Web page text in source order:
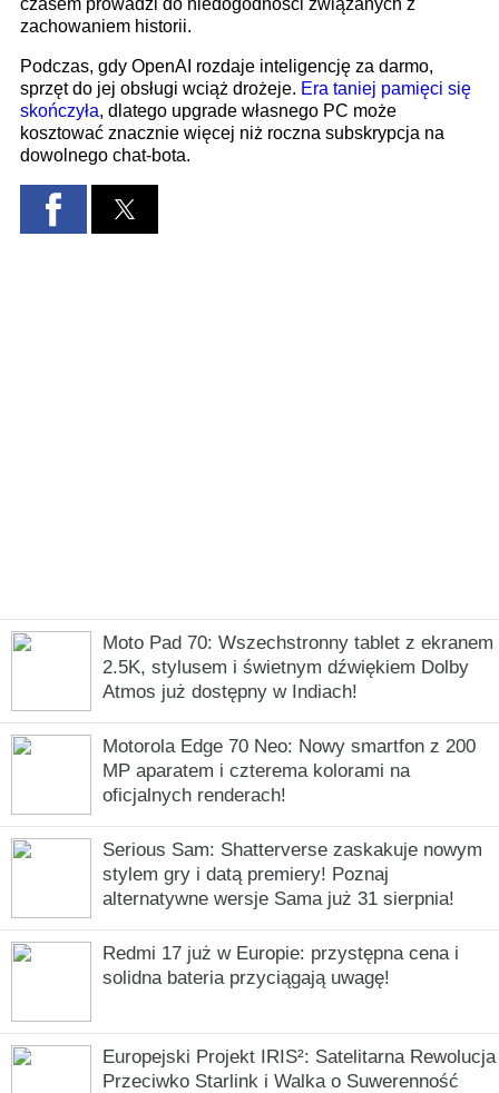
Moto Pad 70: Wszechstronny tablet z ekranem
2.5K, stylusem i świetnym dźwiękiem Dolby
Atmos już dostępny w Indiach!
Motorola Edge 70 Neo: Nowy smartfon z 200
MP aparatem i czterema kolorami na
oficjalnych renderach!
Serious Sam: Shatterverse zaskakuje nowym
stylem gry i datą premiery! Poznaj
alternatywne wersje Sama już 31 sierpnia!
Redmi 17 już w Europie: przystępna cena i
solidna bateria przyciągają uwagę!
Europejski Projekt IRIS²: Satelitarna Rewolucja
Przeciwko Starlink i Walka o Suwerenność